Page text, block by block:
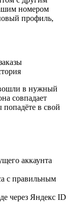
номером
профиль,
вошли в нужный
совпадает
в свой
аккаунта
с правильным
через Яндекс ID